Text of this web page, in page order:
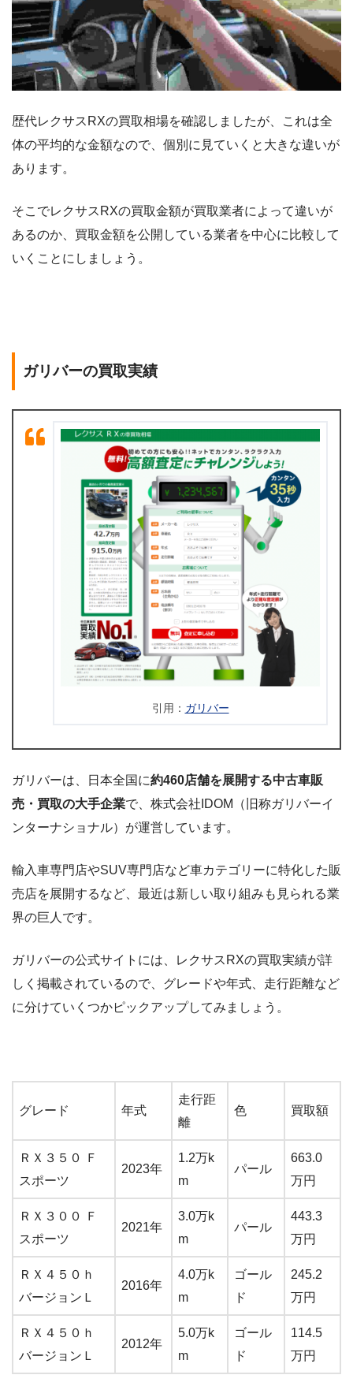
歴代レクサスRXの買取相場を確認しましたが、これは全
体の平均的な金額なので、個別に見ていくと大きな違いが
あります。
そこでレクサスRXの買取金額が買取業者によって違いが
あるのか、買取金額を公開している業者を中心に比較して
いくことにしましょう。
ガリバーの買取実績
引用： ガリバー
ガリバーは、日本全国に約460店舗を展開する中古車販
売・買取の大手企業で、株式会社IDOM（旧称ガリバーイ
ンターナショナル）が運営しています。
輸入車専門店やSUV専門店など車カテゴリーに特化した販
売店を展開するなど、最近は新しい取り組みも見られる業
界の巨人です。
ガリバーの公式サイトには、レクサスRXの買取実績が詳
しく掲載されているので、グレードや年式、走行距離など
に分けていくつかピックアップしてみましょう。
グレード 年式
走行距
離
色 買取額
ＲＸ３５０ Ｆ
スポーツ
2023年
1.2万k
m
パール
663.0
万円
ＲＸ３００ Ｆ
スポーツ
2021年
3.0万k
m
パール
443.3
万円
ＲＸ４５０ｈ
バージョンＬ
2016年
4.0万k
m
ゴール
ド
245.2
万円
ＲＸ４５０ｈ
バージョンＬ
2012年
5.0万k
m
ゴール
ド
114.5
万円